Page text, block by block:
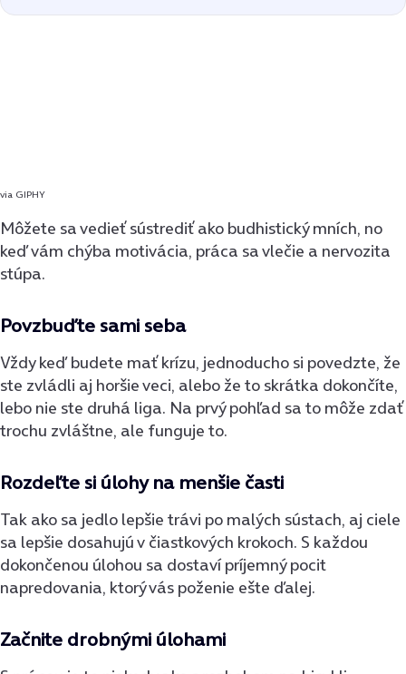
via GIPHY
Môžete sa vedieť sústrediť ako budhistický mních, no
keď vám chýba motivácia, práca sa vlečie a nervozita
stúpa.
Povzbuďte sami seba
Vždy keď budete mať krízu, jednoducho si povedzte, že
ste zvládli aj horšie veci, alebo že to skrátka dokončíte,
lebo nie ste druhá liga. Na prvý pohľad sa to môže zdať
trochu zvláštne, ale funguje to.
Rozdeľte si úlohy na menšie časti
Tak ako sa jedlo lepšie trávi po malých sústach, aj ciele
sa lepšie dosahujú v čiastkových krokoch. S každou
dokončenou úlohou sa dostaví príjemný pocit
napredovania, ktorý vás poženie ešte ďalej.
Začnite drobnými úlohami